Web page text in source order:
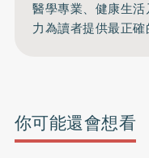
醫學專業、健康生
力為讀者提供最正確
你可能還會想看